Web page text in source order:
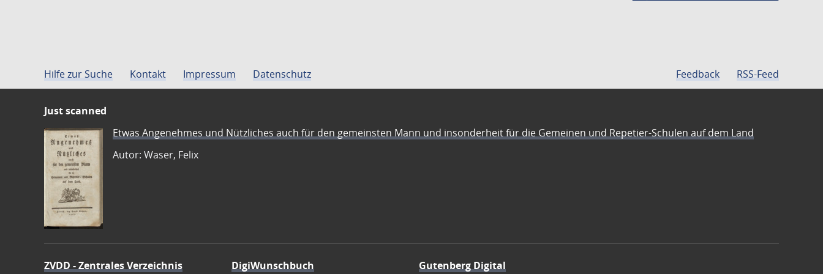
Hilfe zur Suche Kontakt Impressum Datenschutz Feedback RSS-Feed
Just scanned
Etwas Angenehmes und Nützliches auch für den gemeinsten Mann und insonderheit für die Gemeinen und Repetier-Schulen auf dem Land
Autor: Waser, Felix
ZVDD - Zentrales Verzeichnis
DigiWunschbuch Gutenberg Digital